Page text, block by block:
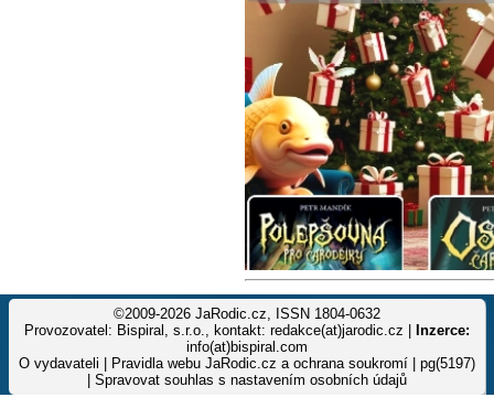
©2009-2026 JaRodic.cz, ISSN 1804-0632
Provozovatel: Bispiral, s.r.o., kontakt: redakce(at)jarodic.cz |
Inzerce:
info(at)bispiral.com
O vydavateli
Pravidla webu JaRodic.cz a ochrana soukromí | pg(5197)
Spravovat souhlas s nastavením osobních údajů